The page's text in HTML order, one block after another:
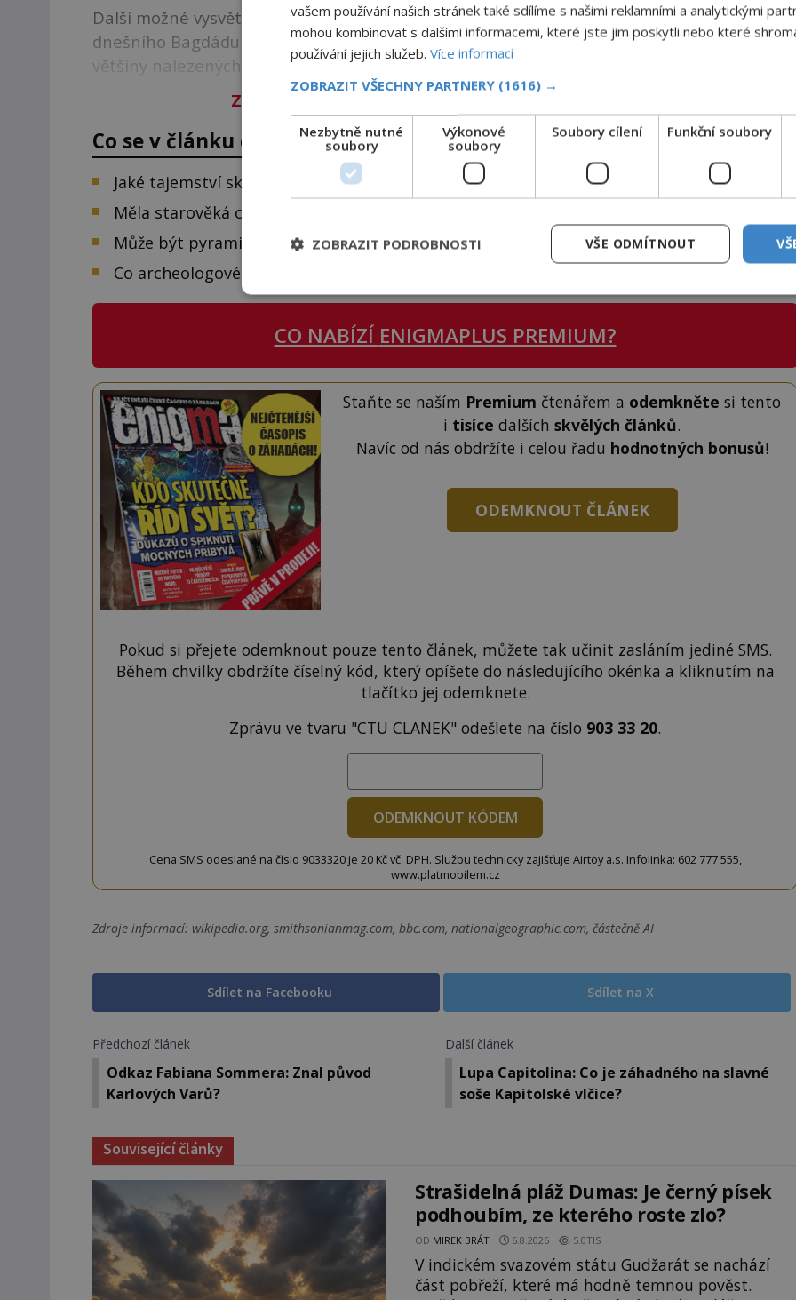
Další možné vysvětlení světlo světa spatřuje v roce 1936, kdy archeologové nedaleko
dnešního Bagdádu v Iráku odkrývají monumenty parthské civilizace ze 3. století př. n. l. U
většiny nalezených předmětů vědci dokáží s jistotou říci, k čemu byly použity.
Zbývá vám 88
článku k dočtení. Nenechte si to ujít!
Co se v článku dozvíte:
Jaké tajemství skrývá bagdádská baterie?
Měla starověká civilizace baterie?
Může být pyramida zdrojem elektřiny?
Co archeologové nezjistili o starých nádobách?
CO NABÍZÍ ENIGMAPLUS PREMIUM?
Staňte se naším Premium čtenářem a odemkněte si tento
i tisíce dalšíchskvělých článků.
Navíc od nás obdržíte i celou řadu hodnotných bonusů!
ODEMKNOUT ČLÁNEK
Pokud si přejete odemknout pouze tento článek, můžete tak učinit zasláním jediné SMS.
Během chvilky obdržíte číselný kód, který opíšete do následujícího okénka a kliknutím na
tlačítko jej odemknete.
Zprávu ve tvaru "CTU CLANEK" odešlete na číslo 903 33 20.
ODEMKNOUT KÓDEM
Cena SMS odeslané na číslo 9033320 je 20 Kč vč. DPH. Službu technicky zajišťuje Airtoy a.s. Infolinka: 602 777 555,
www.platmobilem.cz
Zdroje informací: wikipedia.org, smithsonianmag.com, bbc.com, nationalgeographic.com, částečně AI
Sdílet na Facebooku Sdílet na X
Předchozí článek
Odkaz Fabiana Sommera: Znal původ
Karlových Varů?
Další článek
Lupa Capitolina: Co je záhadného na slavné
soše Kapitolské vlčice?
Související články
Strašidelná pláž Dumas: Je černý písek
podhoubím, ze kterého roste zlo?
OD MIREK BRÁT 6.8.2026 5.0TIS
V indickém svazovém státu Gudžarát se nachází
část pobřeží, které má hodně temnou pověst.
vašem používání našich stránek také sdílíme s našimi reklamními a analytickými
mohou kombinovat s dalšími informacemi, které jste jim poskytli nebo které
používání jejich služeb. Více informací
ZOBRAZIT VŠECHNY PARTNERY (1616) →
Nezbytně nutné
soubory
Výkonové
soubory
Soubory cílení Funkční soubory
VŠE ODMÍTNOUT
ZOBRAZIT PODROBNOSTI